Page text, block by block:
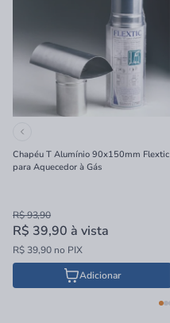
Chapéu T Alumínio 90x150mm Flextic
para Aquecedor à Gás
R$ 93,90
R$ 39,90 à vista
R$ 39,90 no PIX
Adicionar